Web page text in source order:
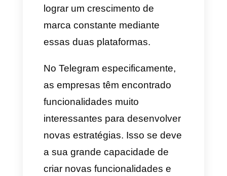
são o WhatsApp e o Telegram.
Devido a todo isso, as
atividades de promoção têm
evolucionado a essas duas
plataformas e as empresas têm
começado a criar estratégias
para vender, contatar, captar e